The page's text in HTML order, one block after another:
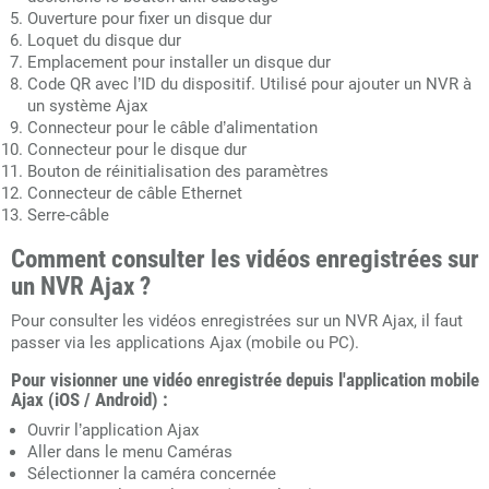
Ouverture pour fixer un disque dur
Loquet du disque dur
Emplacement pour installer un disque dur
Code QR avec l’ID du dispositif. Utilisé pour ajouter un NVR à
un système Ajax
Connecteur pour le câble d’alimentation
Connecteur pour le disque dur
Bouton de réinitialisation des paramètres
Connecteur de câble Ethernet
Serre-câble
Comment consulter les vidéos enregistrées sur
un NVR Ajax ?
Pour consulter les vidéos enregistrées sur un NVR Ajax, il faut
passer via les applications Ajax (mobile ou PC).
Pour visionner une vidéo enregistrée depuis l'application mobile
Ajax (iOS / Android) :
Ouvrir l’application Ajax
Aller dans le menu Caméras
Sélectionner la caméra concernée